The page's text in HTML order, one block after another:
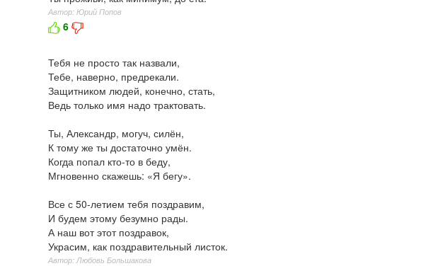
Автор: Юрий Попов
6
Тебя не просто так назвали,
Тебе, наверно, предрекали.
Защитником людей, конечно, стать,
Ведь только имя надо трактовать.
Ты, Александр, могуч, силён,
К тому же ты достаточно умён.
Когда попал кто-то в беду,
Мгновенно скажешь: «Я бегу».
Все с 50-летием тебя поздравим,
И будем этому безумно рады.
А наш вот этот поздравок,
Украсим, как поздравительный листок.
Автор: Любовь Большакова